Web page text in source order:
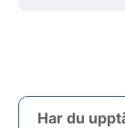
Har du